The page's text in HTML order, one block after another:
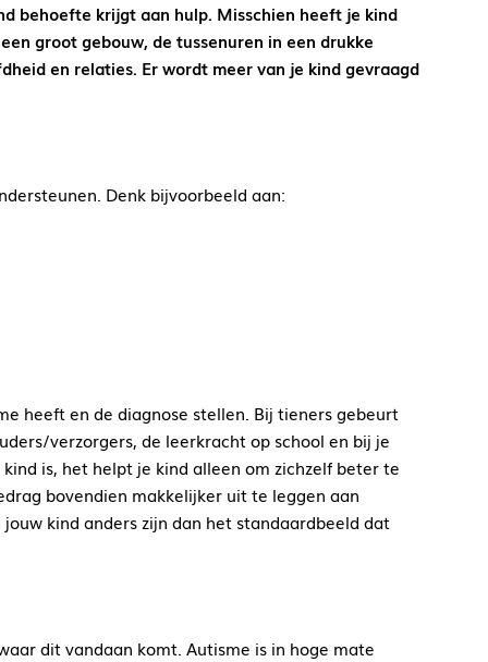
behoefte krijgt aan hulp. Misschien heeft je kind
groot gebouw, de tussenuren in een drukke
en relaties. Er wordt meer van je kind gevraagd
Denk bijvoorbeeld aan:
heeft en de diagnose stellen. Bij tieners gebeurt
verzorgers, de leerkracht op school en bij je
is, het helpt je kind alleen om zichzelf beter te
bovendien makkelijker uit te leggen aan
kind anders zijn dan het standaardbeeld dat
dit vandaan komt. Autisme is in hoge mate